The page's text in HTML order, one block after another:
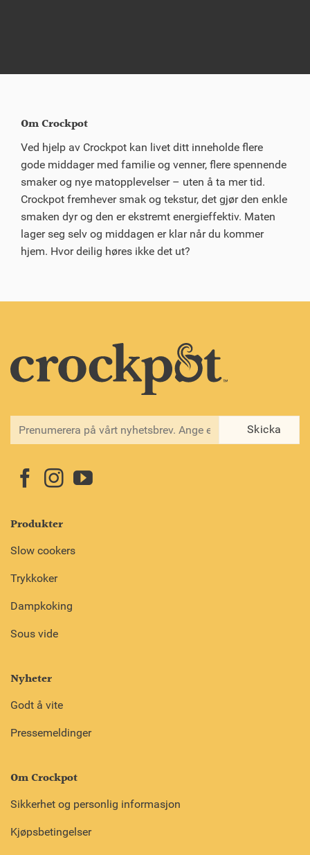
Om Crockpot
Ved hjelp av Crockpot kan livet ditt inneholde flere
gode middager med familie og venner, flere spennende
smaker og nye matopplevelser – uten å ta mer tid.
Crockpot fremhever smak og tekstur, det gjør den enkle
smaken dyr og den er ekstremt energieffektiv. Maten
lager seg selv og middagen er klar når du kommer
hjem. Hvor deilig høres ikke det ut?
Produkter
Slow cookers
Trykkoker
Dampkoking
Sous vide
Nyheter
Godt å vite
Pressemeldinger
Om Crockpot
Sikkerhet og personlig informasjon
Kjøpsbetingelser